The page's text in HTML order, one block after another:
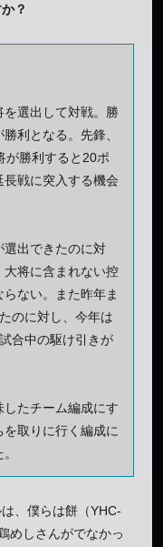
？
選出して対戦。勝
利となる。先鋒、
が勝利すると20ポ
戦に突入する機会
選出できたのに対
大将に含まれない控
ない。また昨年ま
のに対し、今年は
合中の駆け引きが
たチーム編成にす
取りに行く編成に
、僕らは餅（YHC-
めしさんがでなかっ